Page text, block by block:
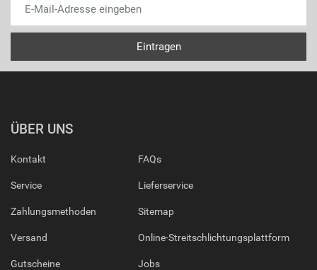
ÜBER UNS
Kontakt
Service
Zahlungsmethoden
Versand
Gutscheine
FAQs
Lieferservice
Sitemap
Online-Streitschlichtungsplattform
Jobs